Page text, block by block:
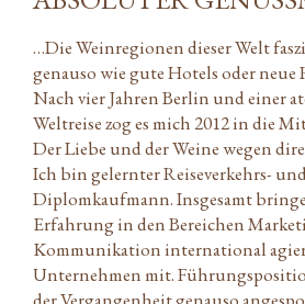
…Die Weinregionen dieser Welt
genauso wie gute Hotels oder neue
Nach vier Jahren Berlin und einer
Weltreise zog es mich 2012 in die
Der Liebe und der Weine wegen
Ich bin gelernter Reiseverkehrs-
Diplomkaufmann. Insgesamt
Erfahrung in den Bereichen
Kommunikation international
Unternehmen mit.
der Vergangenheit genauso